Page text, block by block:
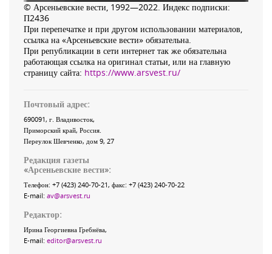
© Арсеньевские вести, 1992—2022. Индекс подписки:
П2436
При перепечатке и при другом использовании материалов,
ссылка на «Арсеньевские вести» обязательна.
При републикации в сети интернет так же обязательна
работающая ссылка на оригинал статьи, или на главную
страницу сайта: https://www.arsvest.ru/
Почтовый адрес:
690091, г. Владивосток,
Приморский край, Россия
Переулок Шевченко, дом 9, 27
Редакция газеты
«Арсеньевские вести»:
Телефон: +7 (423) 240-70-21, факс: +7 (423) 240-70-22
E-mail: av@arsvest.ru
Редактор:
Ирина Георгиевна Гребнёва,
E-mail: editor@arsvest.ru